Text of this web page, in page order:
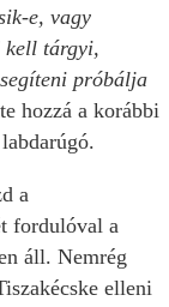
e, vagy
kell tárgyi,
próbálja
hozzá a korábbi
a
fordulóval a
áll. Nemrég
elleni